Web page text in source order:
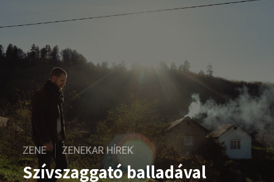
ZENE ZENEKAR HÍREK
Szívszaggató balladával